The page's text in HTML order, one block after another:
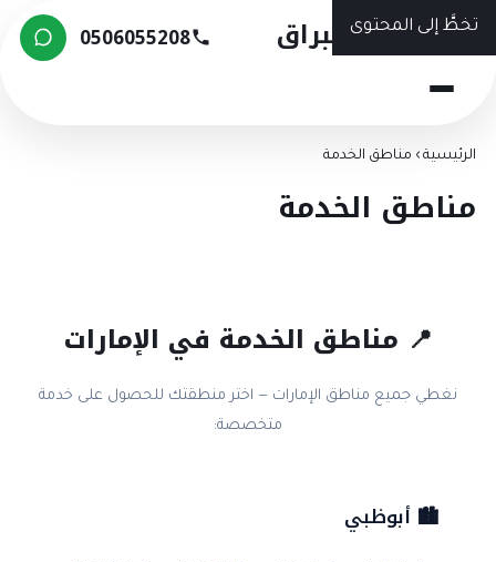
تخطَّ إلى المحتوى
شركة البراق 0506055208
الرئيسية › مناطق الخدمة
مناطق الخدمة
📍 مناطق الخدمة في الإمارات
نغطي جميع مناطق الإمارات — اختر منطقتك للحصول على خدمة
متخصصة:
🏙️ أبوظبي